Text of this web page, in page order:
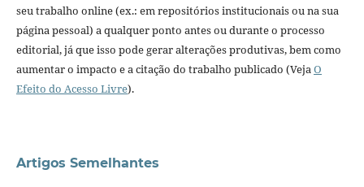
seu trabalho online (ex.: em repositórios institucionais ou na sua
página pessoal) a qualquer ponto antes ou durante o processo
editorial, já que isso pode gerar alterações produtivas, bem como
aumentar o impacto e a citação do trabalho publicado (VejaO
Efeito do Acesso Livre).
Artigos Semelhantes